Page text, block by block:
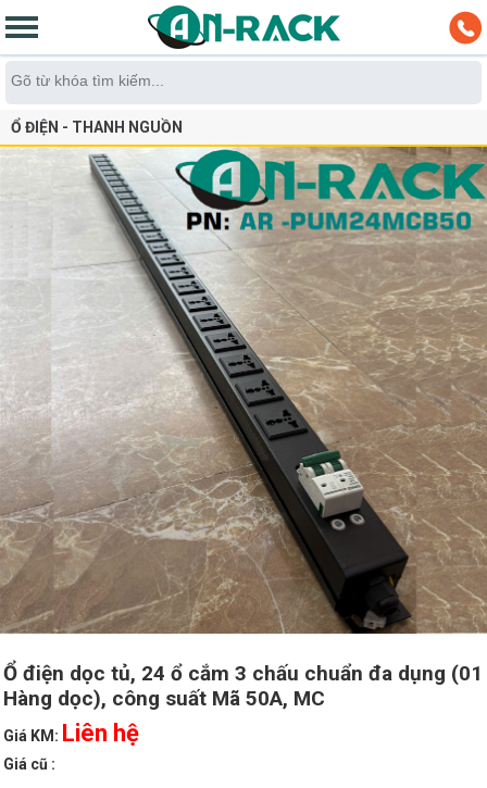
Ổ ĐIỆN - THANH NGUỒN
Ổ điện dọc tủ, 24 ổ cắm 3 chấu chuẩn đa dụng (01
Hàng dọc), công suất Mã 50A, MC
Giá KM: Liên hệ
Giá cũ :